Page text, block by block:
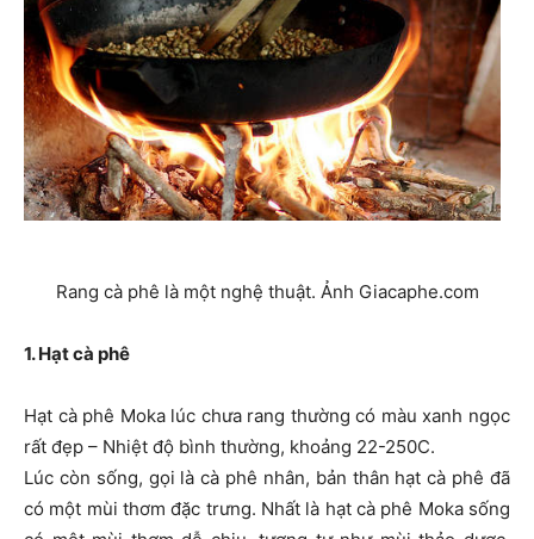
Rang cà phê là một nghệ thuật. Ảnh Giacaphe.com
1. Hạt cà phê
Hạt cà phê Moka lúc chưa rang thường có màu xanh ngọc
rất đẹp – Nhiệt độ bình thường, khoảng 22-250C.
Lúc còn sống, gọi là cà phê nhân, bản thân hạt cà phê đã
có một mùi thơm đặc trưng. Nhất là hạt cà phê Moka sống